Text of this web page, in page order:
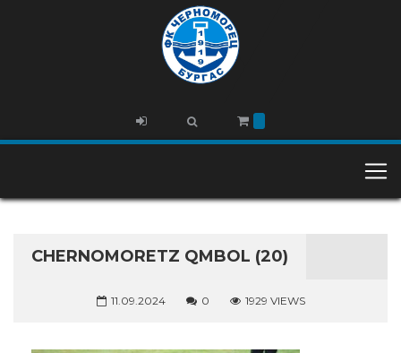
CHERNOMORETZ QMBOL (20)
11.09.2024 0 1929 VIEWS